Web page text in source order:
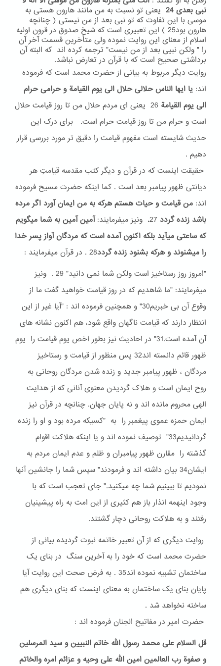
نبی بعدی 24
یعنی تو نسبت به من مانند هارون هستی به
موسی با این تفاوت که تو نبی بعد از من نیستی ( چنانچه
هارون بود25 ) این تعبیری است که شیخ صدوق در قرون اولیه
اسلام از معنای این روایت نموده ولی متأخرین قسمت آخر آن
را " ولکن نبیی بعد از من نیست" ترجمه کرده اند که البته آن
برداشتی صحیح است که با قرآن در تعارض نباشد.
روایت دیگر مربوط به بیانی از حضرت محمد است که فرموده
اند: یا ایها الناس حلالی حلال الی یوم القیامة و حرامی حرام
الی یوم القیامة 26 یعنی ای مردم حلال من تا روز قیامت حلال
است و حرام من تا روز قیامت حرام است. برای درک این
حدیث شایسته است مفهوم قیامت را دقیق تر مورد بررسی قرار
دهیم .
حقیقت اینست که در قرآن و دیگر کتب مقدسه قیامتِ هر
دیانتی ظهور پیامبر بعد است . کما اینکه حضرت مسیح فرموده
اند: من قیامت و حیات هستم هرکه به من ایمان آورد اگر مرده
باشد زنده گردد 27
. ونیز میفرمایند:آمین آمین به شما میگویم
که ساعتی میآید بلکه اکنون آمده است که مردگان آواز پسر خدا
را میشنوند و هرکه بشنود زنده گردد28 . در قرآن میفرمایند :
"امروز روز رستاخیز است ولکن شما نمی دانید" 29 . ونیز
میفرمایند: "ما شاهدیم که در روز قیامت خواهید گفت ما از
وقوع آن بی خبریم30" و همچنین فرموده اند : "آیا غیر از این
انتظار دارند که قیامت ناگهان واقع شود، هم اکنون نشانه های
آن آمده است.31" در احادیث نیز بطور اخص یوم قیامت را یوم
ظهور قائم دانسته اند32 پس منظور از قیامت و رستاخیز
مردگان ، ظهور پیامبر جدید و زنده شدن مردگان روحانی به
روح ایمان است و هلاک گردیدن معنوی آنانی که از هدایت
الهی محروم مانده اند و نه پایان جهان. چنانچه در قرآن نیز
ایمان حمزه عموی پیغمبر را به "کسیکه مرده بود و او را زنده
گردانیدیم33" توصیف نموده اند و یا اینکه هلاکت اقوام
گذشته را مقارن ظهور پیامبران و ظلم و عدم ایمان مردم به
ایشان34 بیان داشته اند و فرمودند" سپس شما را جانشین آنها
نمودیم تا ببینیم شما چه میکنید." جای تعجب است که با
وجود اینهمه انذار باز هم کثیری از این امت به راه پیشینیان
رفتند و به هلاکت روحانی دچار گشتند.
روایت دیگری که از آن تعبیر خاتمه نبوت گردیده بیانی از
حضرت محمد است که خود را به آخرین سنگ در بنای یک
ساختمان تشبیه نموده اند35 . به فرض صحت این روایت آیا
پایان بنای یک ساختمان به معنای اینست که بنای دیگری هم
ساخته نخواهد شد .
حضرت امیر در مفاتیح الجنان فرموده اند :
قل السلام علی محمد رسول الله خاتم النبیین و سید المرسلین
و صفوة رب العالمین امین الله علی وحیه و عزائم امره والخاتم